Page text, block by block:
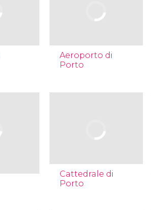
Aeroporto di
Porto
Cattedrale di
Porto